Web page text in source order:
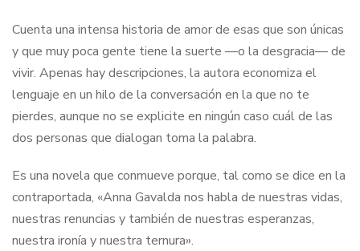
Cuenta una intensa historia de amor de esas que son únicas
y que muy poca gente tiene la suerte —o la desgracia— de
vivir. Apenas hay descripciones, la autora economiza el
lenguaje en un hilo de la conversación en la que no te
pierdes, aunque no se explicite en ningún caso cuál de las
dos personas que dialogan toma la palabra.
Es una novela que conmueve porque, tal como se dice en la
contraportada, «Anna Gavalda nos habla de nuestras vidas,
nuestras renuncias y también de nuestras esperanzas,
nuestra ironía y nuestra ternura».